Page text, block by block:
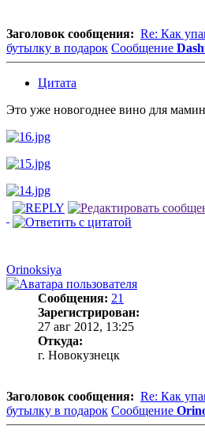
Заголовок сообщения: Re: Как
бутылку в подарок Сообщение
Цитата
Это уже новогоднее вино для
Orinoksiya
Сообщения: 21
Зарегистрирован:
27 авг 2012, 13:25
Откуда:
г. Новокузнецк
Заголовок сообщения: Re: Как
бутылку в подарок Сообщение